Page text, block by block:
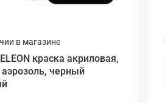
в магазине
краска акриловая,
черный